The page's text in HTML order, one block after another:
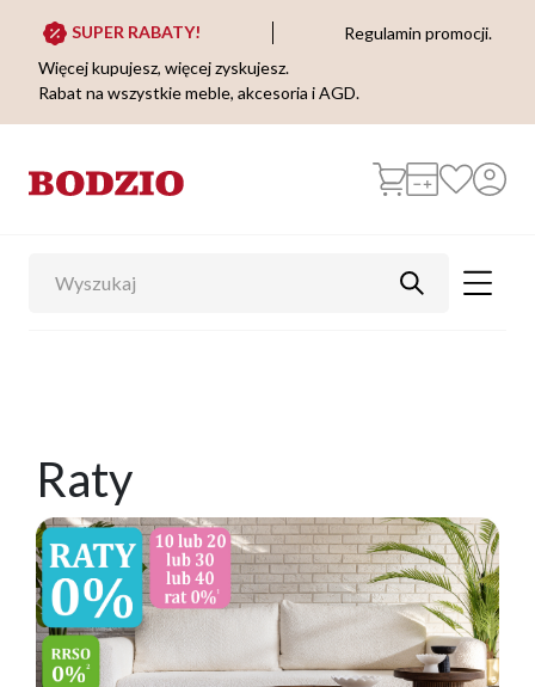
SUPER RABATY!
Regulamin promocji.
Więcej kupujesz, więcej zyskujesz.
Rabat na wszystkie meble, akcesoria i AGD.
Raty